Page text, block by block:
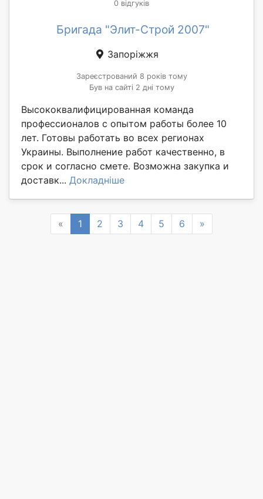
0 відгуків
Бригада "Элит-Строй 2007"
Запоріжжя
Зареєстрований 8 років тому
Був на сайті 2 дні тому
Высококвалифицированная команда
профессионалов с опытом работы более 10
лет. Готовы работать во всех регионах
Украины. Выполнение работ качественно, в
срок и согласно смете. Возможна закупка и
доставк... Докладніше
« Previous
1 2 3 4 5 6 »